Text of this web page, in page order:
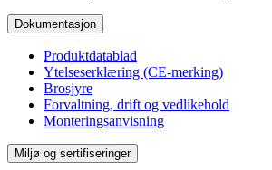
Dokumentasjon
Produktdatablad
Ytelseserklæring (CE-merking)
Brosjyre
Forvaltning, drift og vedlikehold
Monteringsanvisning
Miljø og sertifiseringer